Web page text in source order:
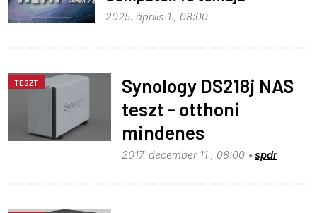
2025. április 1., 08:00
TESZT
Synology DS218j NAS
teszt - otthoni
mindenes
2017. december 11., 08:00 spdr